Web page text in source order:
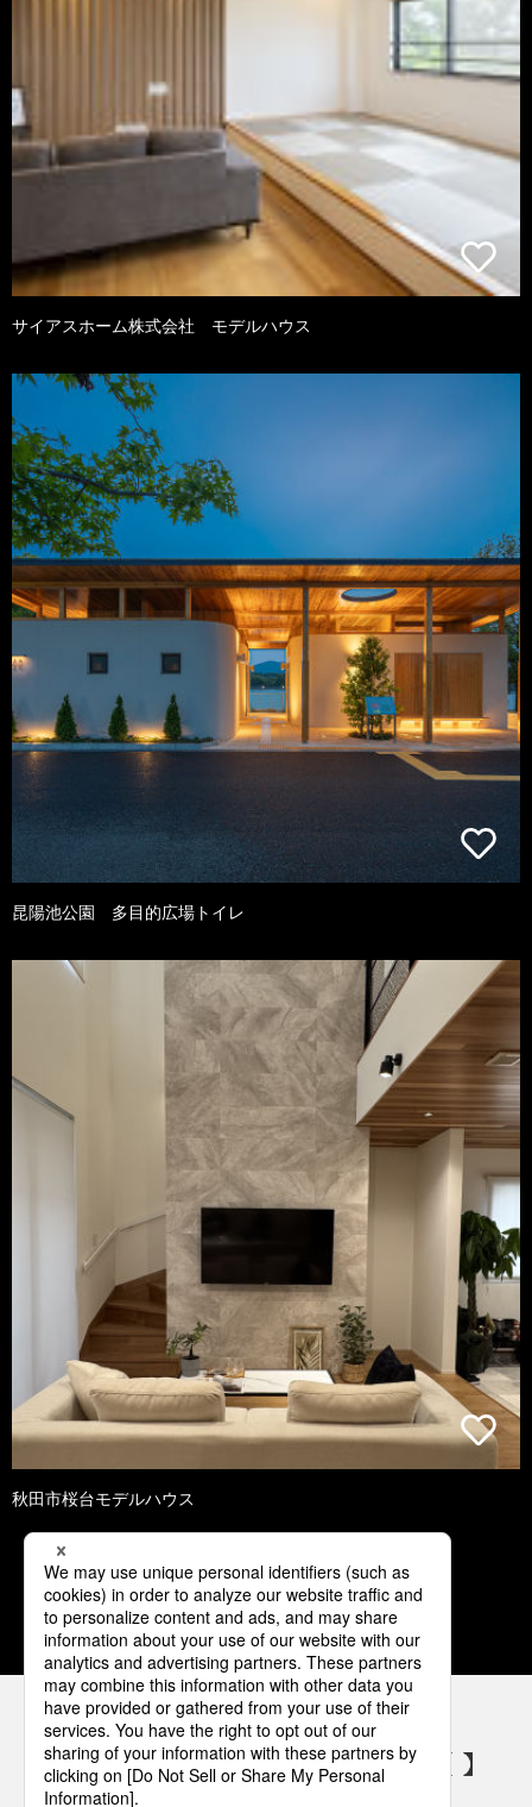
サイアスホーム株式会社 モデルハウス
昆陽池公園 多目的広場トイレ
秋田市桜台モデルハウス
1 2 3 4 5
パナソニックの電気設備 SNSアカウント